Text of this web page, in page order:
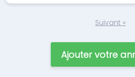
Suivant »
Ajouter votre